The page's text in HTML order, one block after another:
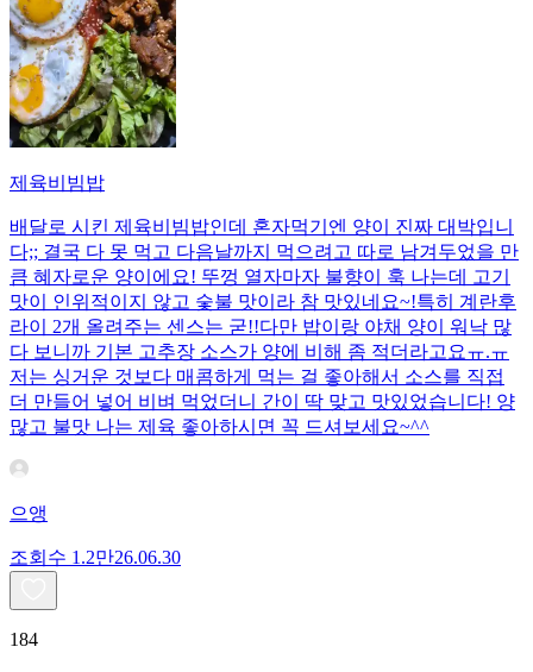
제육비빔밥
배달로 시킨 제육비빔밥인데 혼자먹기엔 양이 진짜 대박입니
다;; 결국 다 못 먹고 다음날까지 먹으려고 따로 남겨두었을 만
큼 혜자로운 양이에요! 뚜껑 열자마자 불향이 훅 나는데 고기
맛이 인위적이지 않고 숯불 맛이라 참 맛있네요~!특히 계란후
라이 2개 올려주는 센스는 굳!! ​다만 밥이랑 야채 양이 워낙 많
다 보니까 기본 고추장 소스가 양에 비해 좀 적더라고요ㅠ.ㅠ
저는 싱거운 것보다 매콤하게 먹는 걸 좋아해서 소스를 직접
더 만들어 넣어 비벼 먹었더니 간이 딱 맞고 맛있었습니다! 양
많고 불맛 나는 제육 좋아하시면 꼭 드셔보세요~^^
으앵
조회수 1.2만26.06.30
184